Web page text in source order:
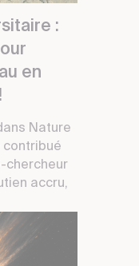
:
en
Nature
contribué
chercheur
accru,